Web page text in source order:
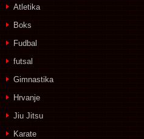
Atletika
Boks
Fudbal
futsal
Gimnastika
Hrvanje
Jiu Jitsu
Karate